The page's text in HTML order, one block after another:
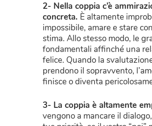
2- Nella coppia c’è
concreta. È altamente
impossibile, amare e stare
stima. Allo stesso modo, le
fondamentali affinché una
felice. Quando la
prendono il sopravvento,
finisce o diventa
3- La coppia è altamente
vengono a mancare il